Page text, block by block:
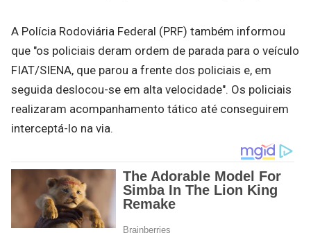
A Polícia Rodoviária Federal (PRF) também informou
que "os policiais deram ordem de parada para o veículo
FIAT/SIENA, que parou a frente dos policiais e, em
seguida deslocou-se em alta velocidade". Os policiais
realizaram acompanhamento tático até conseguirem
interceptá-lo na via.